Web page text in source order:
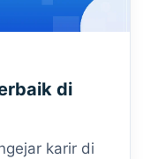
di
karir di